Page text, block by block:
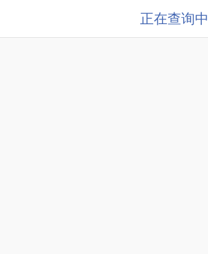
正在查询中